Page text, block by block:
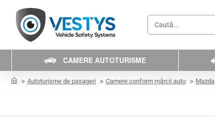
Caută...
CAMERE AUTOTURISME
homeAutoturisme de pasageri Camere conform mărcii auto Mazda